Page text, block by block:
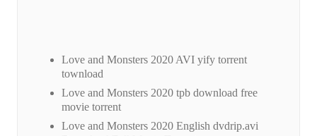
Love and Monsters 2020 AVI yify torrent
townload
Love and Monsters 2020 tpb download free
movie torrent
Love and Monsters 2020 English dvdrip.avi